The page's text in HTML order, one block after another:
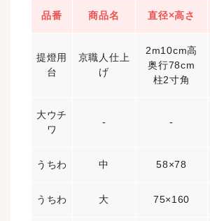
品番 商品名 直径×高さ
提燈用
台
京職人仕上
げ
2m10cm高
奥行78cm
柱2寸角
大ウチ
ワ
- -
うちわ 中 58×78
うちわ 大 75×160